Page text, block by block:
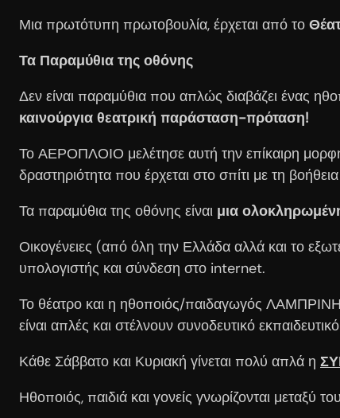
Μια πρωτότυπη πρωτοβουλία, έρχεται από το
Τα Παραμύθια της οθόνης
Δεν είναι παραμύθια που απλώς διαβάζει ένας
καινούργια θεατρική παράσταση-πρόταση!
Το ΑΕΡΟΠΛΟΙΟ μελέτησε αυτή την επίκαιρη
δραστηριότητα που έρχεται στο σπίτι με τη
Τα παραμύθια της οθόνης είναι μια
Οικογένειες (από όλη την Ελλάδα αλλά και το
υπολογιστής και σύνδεση στο internet.
Το θέατρο και η ηθοποιός/παιδαγωγός ΛΑΜΠΡΙΝΗ
είναι απλές και στέλνουν συνοδευτικό
Κάθε Σάββατο και Κυριακή γίνεται πολύ απλά η
Ηθοποιός, παιδιά και γονείς γνωρίζονται μεταξύ